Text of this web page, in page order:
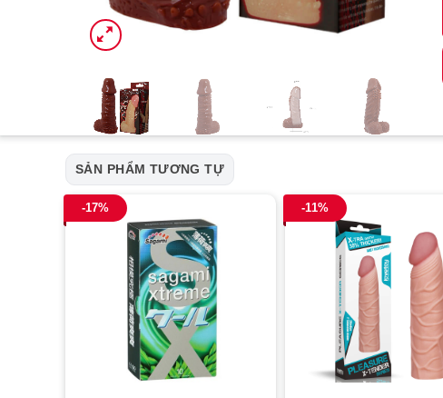
SẢN PHẨM TƯƠNG TỰ
-17% -11%